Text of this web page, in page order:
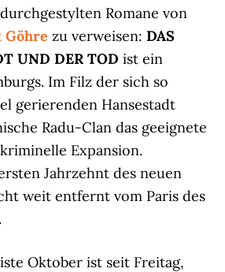
Romane von
Göhre zu verweisen:DAS
UND DER TODist ein
Im Filz der sich so
gerierenden Hansestadt
Radu-Clan das geeignete
Expansion.
Jahrzehnt des neuen
weit entfernt vom Paris des
Oktober ist seit Freitag,